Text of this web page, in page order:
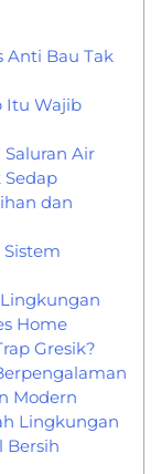
Anti Bau Tak
Itu Wajib
Air
dan
Home
Gresik?
Modern
Lingkungan
Bersih